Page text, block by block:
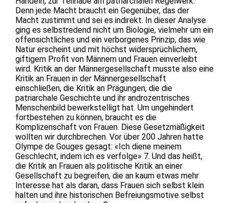
Denn jede Macht braucht ein Gegenüber, das der
Macht zustimmt und sei es indirekt. In dieser Analyse
ging es selbstredend nicht um Biologie, vielmehr um ein
offensichtliches und ein verborgenes Prinzip, das wie
Natur erscheint und mit höchst widersprüchlichem,
giftigem Profit von Männern und Frauen einverleibt
wird. Kritik an der Männergesellschaft musste also eine
Kritik an Frauen in der Männergesellschaft
einschließen, die Kritik an Prägungen, die die
patriarchale Geschichte und ihr androzentrisches
Menschenbild bewerkstelligt hat. Um ungehindert
fortbestehen zu können, braucht es die
Komplizenschaft von Frauen. Diese Gesetzmäßigkeit
wollten wir durchbrechen. Vor über 200 Jahren hatte
Olympe de Gouges gesagt: «Ich diene meinem
Geschlecht, indem ich es verfolge» 7. Und das heißt,
die Kritik an Frauen als politische Kritik an einer
Gesellschaft zu begreifen, die an kaum etwas mehr
Interesse hat als daran, dass Frauen sich selbst klein
halten und ihre historischen Befreiungsmotive selbst